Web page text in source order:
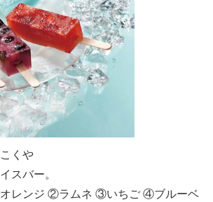
くや
スバー。
レンジ ②ラムネ ③いちご ④ブルーベ